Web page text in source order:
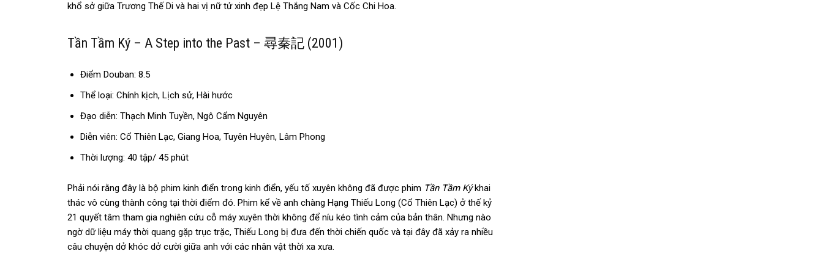
khổ sở giữa Trương Thế Di và hai vị nữ tử xinh đẹp Lệ Thắng Nam và Cốc Chi Hoa.
Tần Tầm Ký – A Step into the Past – 尋秦記 (2001)
Điểm Douban: 8.5
Thể loại: Chính kịch, Lịch sử, Hài hước
Đạo diễn: Thạch Minh Tuyền, Ngô Cẩm Nguyên
Diễn viên: Cổ Thiên Lạc, Giang Hoa, Tuyên Huyên, Lâm Phong
Thời lượng: 40 tập/ 45 phút
Phải nói rằng đây là bộ phim kinh điển trong kinh điển, yếu tố xuyên không đã được phim Tần Tầm Kýkhai
thác vô cùng thành công tại thời điểm đó. Phim kể về anh chàng Hạng Thiếu Long (Cổ Thiên Lạc) ở thế kỷ
21 quyết tâm tham gia nghiên cứu cỗ máy xuyên thời không để níu kéo tình cảm của bản thân. Nhưng nào
ngờ dữ liệu máy thời quang gặp trục trặc, Thiếu Long bị đưa đến thời chiến quốc và tại đây đã xảy ra nhiều
câu chuyện dở khóc dở cười giữa anh với các nhân vật thời xa xưa.